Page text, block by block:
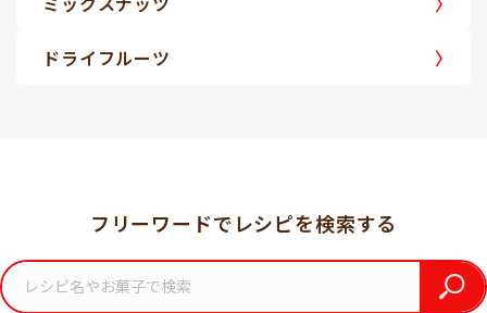
ドライフルーツ
フリーワードでレシピを検索する